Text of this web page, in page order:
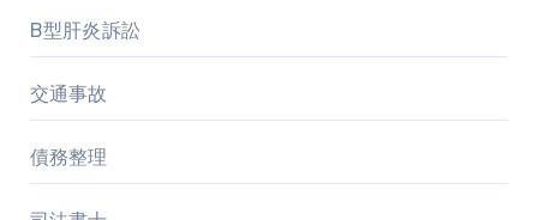
B型肝炎訴訟
交通事故
債務整理